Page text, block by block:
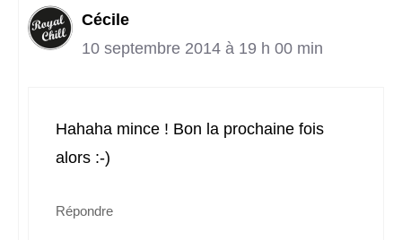
Cécile
10 septembre 2014 à 19 h 00 min
Hahaha mince ! Bon la prochaine fois
alors :-)
Répondre